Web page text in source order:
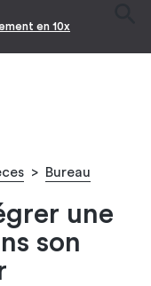
en 10x
> Bureau
une
son